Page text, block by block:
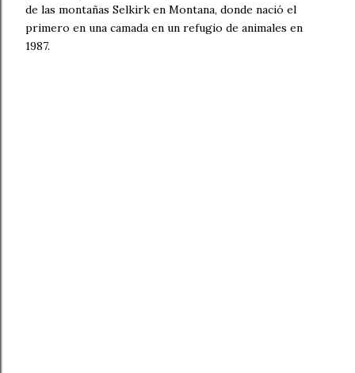
de las montañas Selkirk en Montana, donde nació el
primero en una camada en un refugio de animales en
1987.